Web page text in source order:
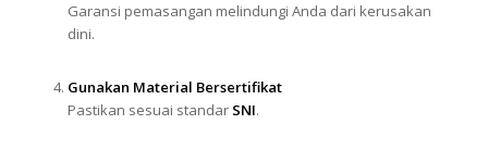
Garansi pemasangan melindungi Anda dari kerusakan
dini.
Gunakan Material Bersertifikat
Pastikan sesuai standar SNI.